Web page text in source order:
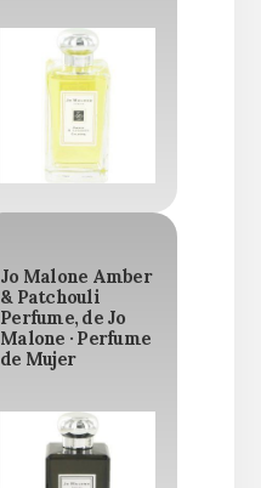
Jo Malone Amber
& Patchouli
Perfume, de Jo
Malone · Perfume
de Mujer